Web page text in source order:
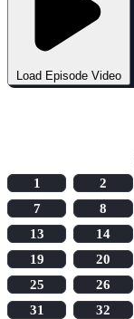
Load Episode Video
1
2
7
8
13
14
19
20
25
26
31
32